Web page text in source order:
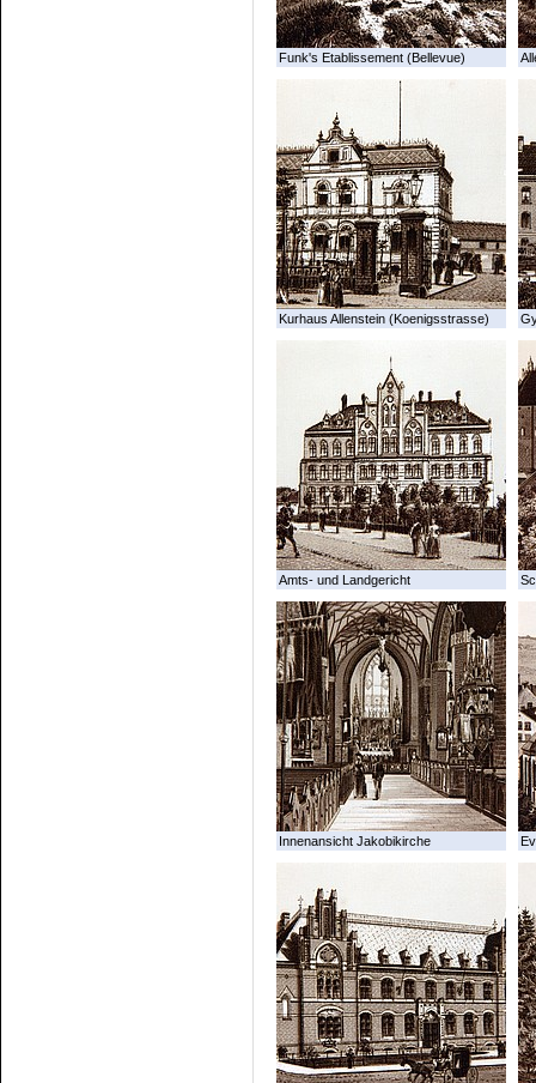
Funk's Etablissement (Bellevue)
Kurhaus Allenstein (Koenigsstrasse)
Amts- und Landgericht
Innenansicht Jakobikirche